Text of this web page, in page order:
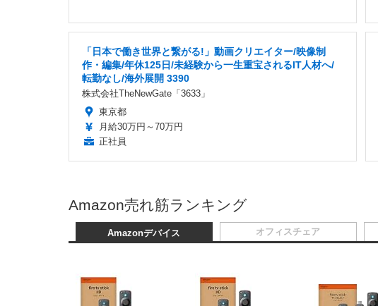
「日本で働き世界と繋がる!」動画クリエイター/映像制
作・編集/年休125日/未経験から一生重宝されるIT人材へ/
転勤なし/海外展開 3390
株式会社TheNewGate「3633」
東京都
月給30万円～70万円
正社員
Amazon売れ筋ランキング
Amazonデバイス オフィスチェア